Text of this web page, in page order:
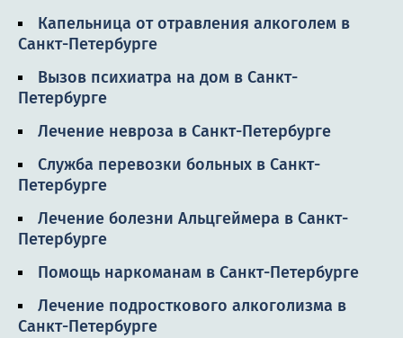
Капельница от отравления алкоголем в
Санкт-Петербурге
Вызов психиатра на дом в Санкт-
Петербурге
Лечение невроза в Санкт-Петербурге
Служба перевозки больных в Санкт-
Петербурге
Лечение болезни Альцгеймера в Санкт-
Петербурге
Помощь наркоманам в Санкт-Петербурге
Лечение подросткового алкоголизма в
Санкт-Петербурге